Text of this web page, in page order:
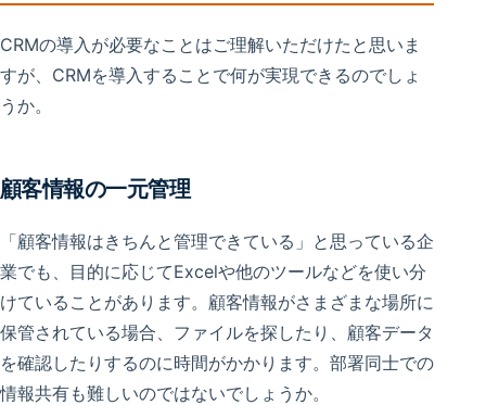
CRMの導入が必要なことはご理解いただけたと思いま
すが、CRMを導入することで何が実現できるのでしょ
うか。
顧客情報の一元管理
「顧客情報はきちんと管理できている」と思っている企
業でも、目的に応じてExcelや他のツールなどを使い分
けていることがあります。顧客情報がさまざまな場所に
保管されている場合、ファイルを探したり、顧客データ
を確認したりするのに時間がかかります。部署同士での
情報共有も難しいのではないでしょうか。